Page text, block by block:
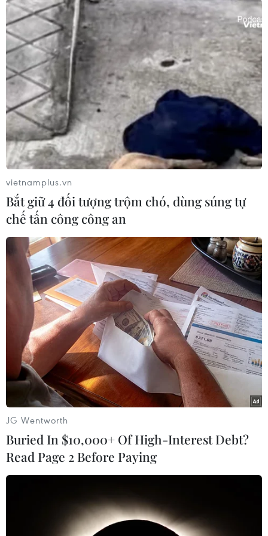
nông thôn huyện Giồng Trôm đã hỗ trợ cho
người dân kỹ thuật xử lý ra hoa mùa nghịch.
Đồng thời khuyến cáo người dân chủ động trữ
nước ngọt để tưới cho cây chanh, đảm bảo cho
cây sinh trưởng tốt và cho năng suất cao./.
(TTXVN/Vietnam+)
#Giá chanh #Chanh trái vụ
#Nhà vườn
#Nhà vườn trồng chanh
#Mùa nghịch
Bến Tre
Vĩnh Long
Theo dõi VietnamPlus
TIN LIÊN QUAN
vietnamplus.vn
Bắt giữ 4 đối tượng trộm chó, dùng súng tự
chế tấn công công an
JG Wentworth
Buried In $10,000+ Of High-Interest Debt?
Read Page 2 Before Paying